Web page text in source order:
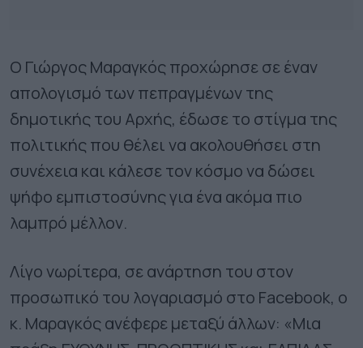
Ο Γιώργος Μαραγκός προχώρησε σε έναν
απολογισμό των πεπραγμένων της
δημοτικής του Αρχής, έδωσε το στίγμα της
πολιτικής που θέλει να ακολουθήσει στη
συνέχεια και κάλεσε τον κόσμο να δώσει
ψήφο εμπιστοσύνης για ένα ακόμα πιο
λαμπρό μέλλον.
Λίγο νωρίτερα, σε ανάρτηση του στον
προσωπικό του λογαριασμό στο Facebook, ο
κ. Μαραγκός ανέφερε μεταξύ άλλων: «Μια